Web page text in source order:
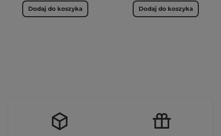
Dodaj do koszyka Dodaj do koszyka